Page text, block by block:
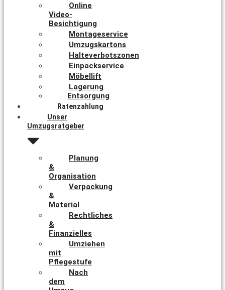
Online
Video-
Besichtigung
Montageservice
Umzugskartons
Halteverbotszonen
Einpackservice
Möbellift
Lagerung
Entsorgung
Ratenzahlung
Unser
Umzugsratgeber
Planung
&
Organisation
Verpackung
&
Material
Rechtliches
&
Finanzielles
Umziehen
mit
Pflegestufe
Nach
dem